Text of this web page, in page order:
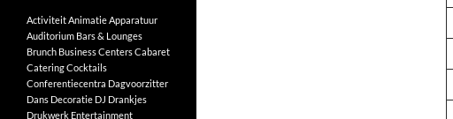
ActiviteitAnimatieApparatuur
Auditorium Bars & Lounges
Brunch Business CentersCabaret
CateringCocktails
Conferentiecentra Dagvoorzitter
Dans Decoratie DJ Drankjes
Drukwerk Entertainment